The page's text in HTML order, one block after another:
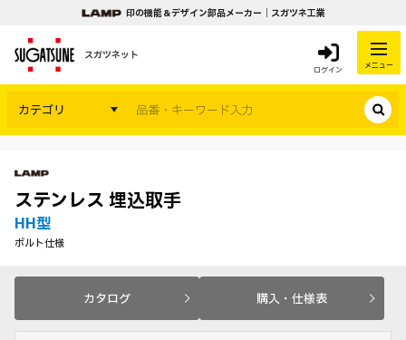
印の機能＆デザイン部品メーカー｜スガツネ工業
スガツネット
ログイン メニュー
カテゴリ
ステンレス 埋込取手
HH型
ボルト仕様
カタログ 購入・仕様表